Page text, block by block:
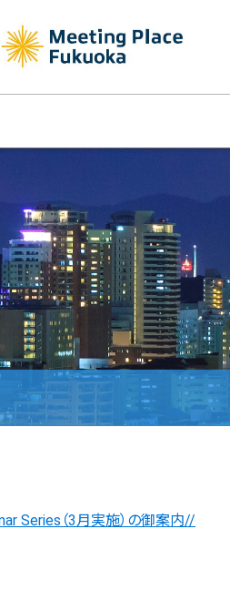
Series（3月実施）の御案内//